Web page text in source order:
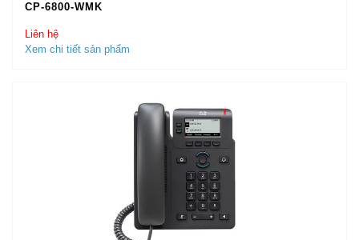
CP-6800-WMK
Liên hệ
Xem chi tiết sản phẩm